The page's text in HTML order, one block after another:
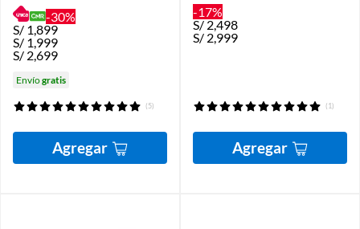
-30%
S/ 1,899
S/ 1,999
S/ 2,699
Envíogratis
(5)
Agregar
-17%
S/2,498
S/ 2,999
(1)
Agregar